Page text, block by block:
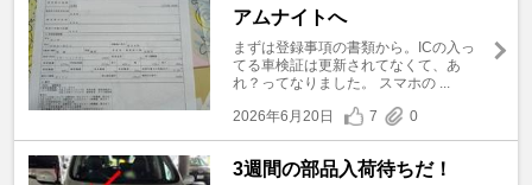
アムナイトへ
まずは登録事項の書類から。ICの入っ
てる車検証は更新されてなくて、あ
れ？ってなりました。 スマホの ...
2026年6月20日
7 0
3週間の部品入荷待ちだ！